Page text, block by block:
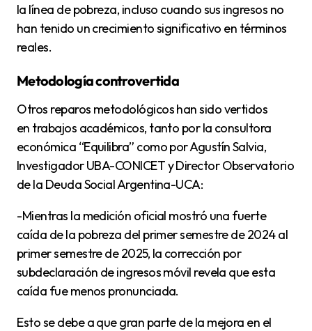
la línea de pobreza, incluso cuando sus ingresos no
han tenido un crecimiento significativo en términos
reales.
Metodología controvertida
Otros reparos metodológicos han sido vertidos
en trabajos académicos, tanto por la consultora
económica “Equilibra” como por Agustín Salvia,
Investigador UBA-CONICET y Director Observatorio
de la Deuda Social Argentina-UCA:
-Mientras la medición oficial mostró una fuerte
caída de la pobreza del primer semestre de 2024 al
primer semestre de 2025, la corrección por
subdeclaración de ingresos móvil revela que esta
caída fue menos pronunciada.
Esto se debe a que gran parte de la mejora en el